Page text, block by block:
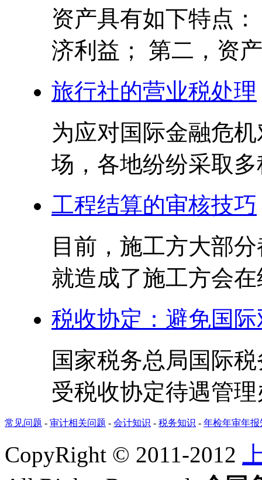
资产具有如下特点
济利益； 第二，资
旅行社的营业税处理
为应对国际金融危
场，各地纷纷采取
工程结算的审核技巧
目前，施工方大部
就造成了施工方会
税收协定：避免国
国家税务总局国际
受税收协定待遇管
常见问题 - 审计相关问题 - 会计知识 - 税务知识 - 年检年审年报
CopyRight © 2011-2012